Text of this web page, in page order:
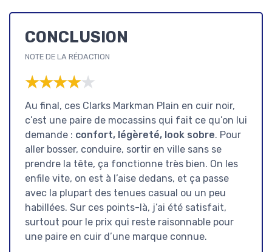
CONCLUSION
NOTE DE LA RÉDACTION
★★★★★
★★★★★
Au final, ces Clarks Markman Plain en cuir noir,
c’est une paire de mocassins qui fait ce qu’on lui
demande : confort, légèreté, look sobre. Pour
aller bosser, conduire, sortir en ville sans se
prendre la tête, ça fonctionne très bien. On les
enfile vite, on est à l’aise dedans, et ça passe
avec la plupart des tenues casual ou un peu
habillées. Sur ces points-là, j’ai été satisfait,
surtout pour le prix qui reste raisonnable pour
une paire en cuir d’une marque connue.